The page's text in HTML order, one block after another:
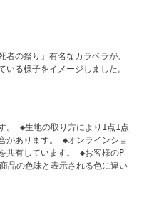
者の祭り」有名なカラベラが、
る様子をイメージしました。
。 ◆生地の取り方により1点1点
があります。 ◆オンラインショ
共有しています。 ◆お客様のP
品の色味と表示される色に違い